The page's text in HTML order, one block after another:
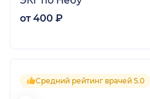
от 400 ₽
Средний рейтинг врачей 5.0